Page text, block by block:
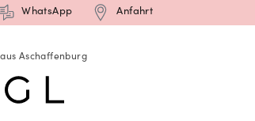
WhatsApp Anfahrt
Aschaffenburg